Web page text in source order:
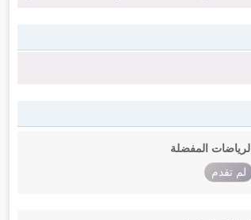
الرياضات المفضلة
لم تقدم